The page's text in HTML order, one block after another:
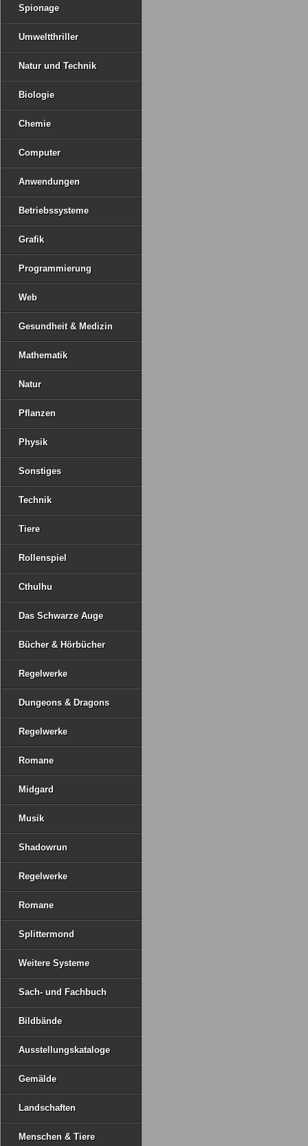
Spionage
Umweltthriller
Natur und Technik
Biologie
Chemie
Computer
Anwendungen
Betriebssysteme
Grafik
Programmierung
Web
Gesundheit & Medizin
Mathematik
Natur
Pflanzen
Physik
Sonstiges
Technik
Tiere
Rollenspiel
Cthulhu
Das Schwarze Auge
Bücher & Hörbücher
Regelwerke
Dungeons & Dragons
Regelwerke
Romane
Midgard
Musik
Shadowrun
Regelwerke
Romane
Splittermond
Weitere Systeme
Sach- und Fachbuch
Bildbände
Ausstellungskataloge
Gemälde
Landschaften
Menschen & Tiere